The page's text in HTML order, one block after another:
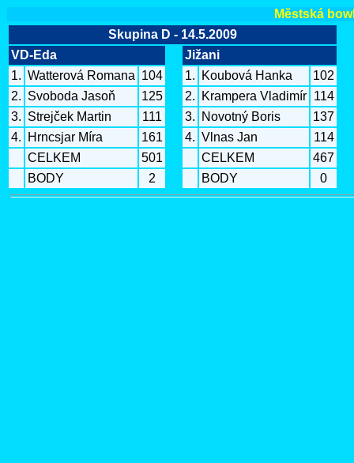
Městská
Skupina D - 14.5.2009
VD-Eda
Jižani
1. Watterová Romana 104 1. Koubová Hanka
102
2. Svoboda Jasoň 125 2. Krampera Vladimír 114
3. Strejček Martin 111 3. Novotný Boris
137
4.
Hrncsjar Míra 161 4. Vlnas Jan
114
CELKEM
501 CELKEM
467
BODY
2 BODY 0